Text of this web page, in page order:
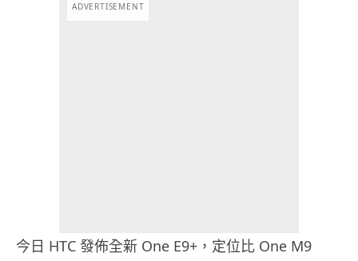
ADVERTISEMENT
今日 HTC 發佈全新 One E9+，定位比 One M9